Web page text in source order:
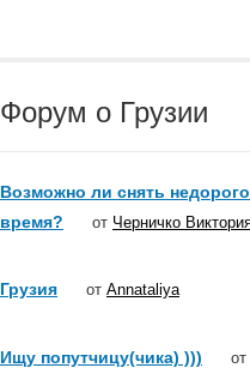
Форум о Грузии
Возможно ли снять
время?
от Черничко
Грузия от Annataliya
Ищу попутчицу(чика) ))) от